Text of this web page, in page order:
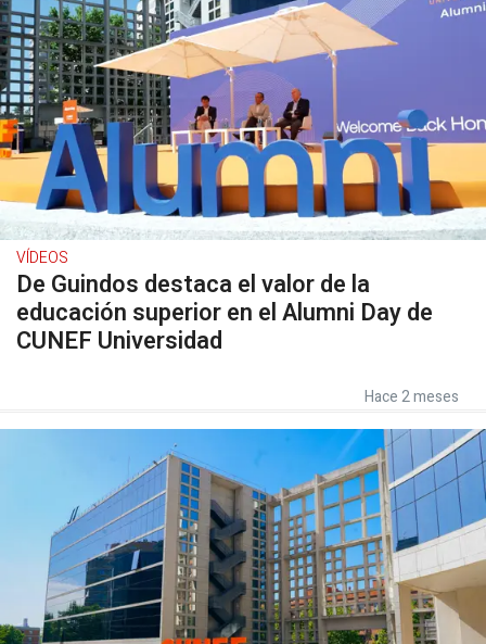
VÍDEOS
De Guindos destaca el valor de la
educación superior en el Alumni Day de
CUNEF Universidad
Hace 2 meses